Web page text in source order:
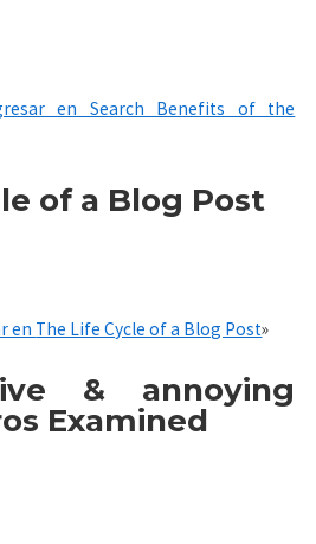
en Search Benefits of the
of a Blog Post
en The Life Cycle of a Blog Post»
& annoying
Examined